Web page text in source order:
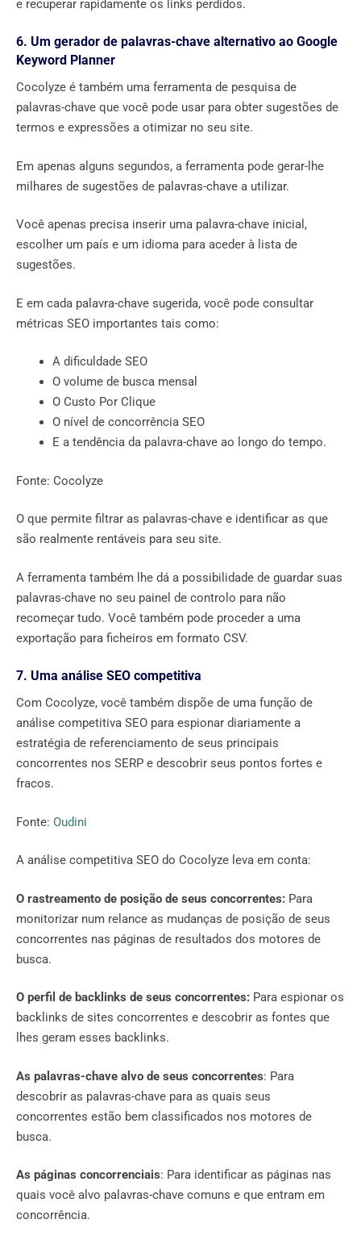
e recuperar rapidamente os links perdidos.
6. Um gerador de palavras-chave alternativo ao Google
Keyword Planner
Cocolyze é também uma ferramenta de pesquisa de
palavras-chave que você pode usar para obter sugestões de
termos e expressões a otimizar no seu site.
Em apenas alguns segundos, a ferramenta pode gerar-lhe
milhares de sugestões de palavras-chave a utilizar.
Você apenas precisa inserir uma palavra-chave inicial,
escolher um país e um idioma para aceder à lista de
sugestões.
E em cada palavra-chave sugerida, você pode consultar
métricas SEO importantes tais como:
A dificuldade SEO
O volume de busca mensal
O Custo Por Clique
O nível de concorrência SEO
E a tendência da palavra-chave ao longo do tempo.
Fonte: Cocolyze
O que permite filtrar as palavras-chave e identificar as que
são realmente rentáveis para seu site.
A ferramenta também lhe dá a possibilidade de guardar suas
palavras-chave no seu painel de controlo para não
recomeçar tudo. Você também pode proceder a uma
exportação para ficheiros em formato CSV.
7. Uma análise SEO competitiva
Com Cocolyze, você também dispõe de uma função de
análise competitiva SEO para espionar diariamente a
estratégia de referenciamento de seus principais
concorrentes nos SERP e descobrir seus pontos fortes e
fracos.
Fonte: Oudini
A análise competitiva SEO do Cocolyze leva em conta:
O rastreamento de posição de seus concorrentes: Para
monitorizar num relance as mudanças de posição de seus
concorrentes nas páginas de resultados dos motores de
busca.
O perfil de backlinks de seus concorrentes: Para espionar os
backlinks de sites concorrentes e descobrir as fontes que
lhes geram esses backlinks.
As palavras-chave alvo de seus concorrentes: Para
descobrir as palavras-chave para as quais seus
concorrentes estão bem classificados nos motores de
busca.
As páginas concorrenciais: Para identificar as páginas nas
quais você alvo palavras-chave comuns e que entram em
concorrência.